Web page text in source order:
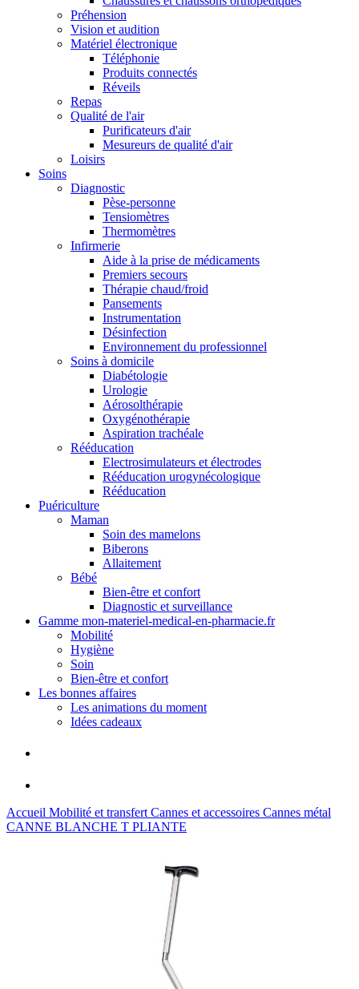
Préhension
Vision et audition
Matériel électronique
Téléphonie
Produits connectés
Réveils
Repas
Qualité de l'air
Purificateurs d'air
Mesureurs de qualité d'air
Loisirs
Soins
Diagnostic
Pèse-personne
Tensiomètres
Thermomètres
Infirmerie
Aide à la prise de médicaments
Premiers secours
Thérapie chaud/froid
Pansements
Instrumentation
Désinfection
Environnement du professionnel
Soins à domicile
Diabétologie
Urologie
Aérosolthérapie
Oxygénothérapie
Aspiration trachéale
Rééducation
Electrosimulateurs et électrodes
Rééducation urogynécologique
Rééducation
Puériculture
Maman
Soin des mamelons
Biberons
Allaitement
Bébé
Bien-être et confort
Diagnostic et surveillance
Gamme mon-materiel-medical-en-pharmacie.fr
Mobilité
Hygiène
Soin
Bien-être et confort
Les bonnes affaires
Les animations du moment
Idées cadeaux
Accueil Mobilité et transfert Cannes et accessoires Cannes métal
CANNE BLANCHE T PLIANTE